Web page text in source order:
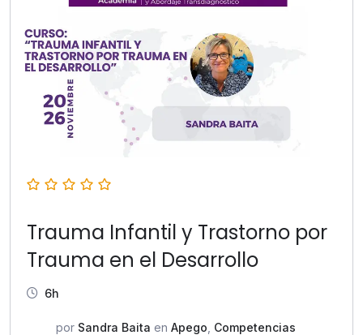
Trauma Infantil y Trastorno por
Trauma en el Desarrollo
6h
por Sandra Baita en Apego Competencias